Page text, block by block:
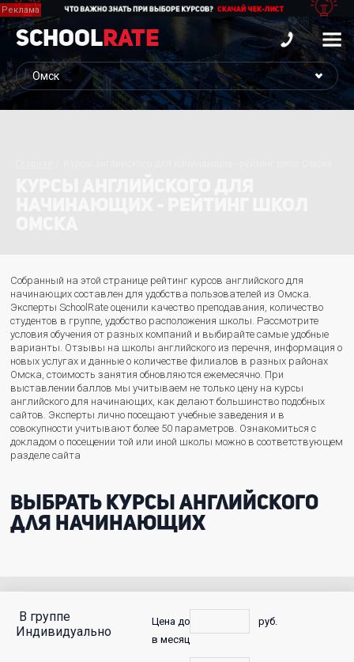
School Rate
Собранный на этой странице рейтинг курсов английского для
начинающих составлен для удобства пользователей из Омска.
Эксперты SchoolRate оценили качество преподавания, количество
студентов в группе, удобство расположения школы. Рассмотрите
условия обучения от разных компаний и выбирайте самые удобные
варианты. Отзывы на школы английского из перечня, информация о
новых услугах и данные о количестве филиалов в разных районах
Омска, стоимость занятия обновляются ежемесячно. При
выставлении баллов мы учитываем не только цену на курсы
английского для начинающих, как делают большинство подобных
сайтов. Эксперты лично посещают учебные заведения и в
совокупности учитывают более 50 параметров. Ознакомиться с
докладом о посещении той или иной школы можно в соответствующем
разделе сайта
Выбрать курсы английского
для начинающих
В группе
Индивидуально
Цена до
руб.
в месяц
С